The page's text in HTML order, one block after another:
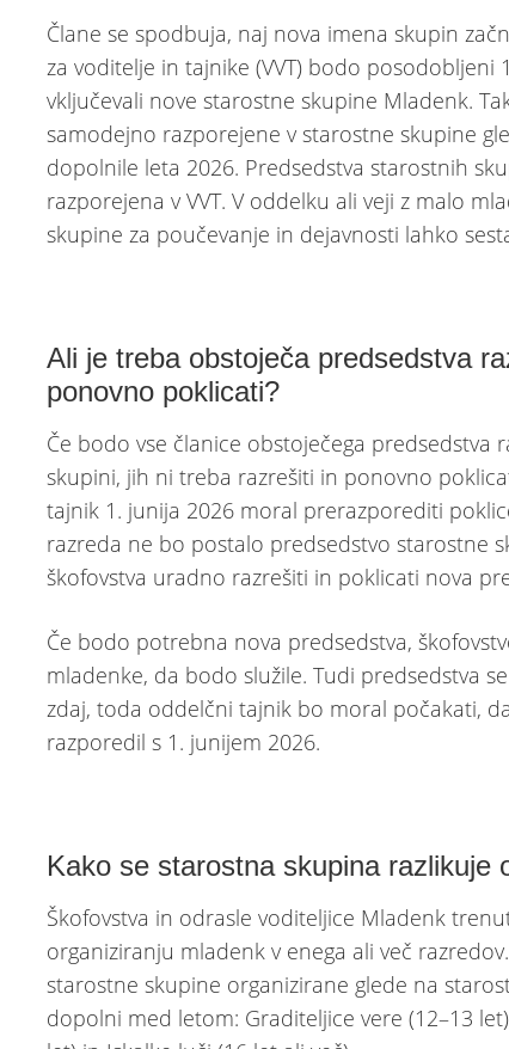
Člane se spodbuja, naj nova imena skupin
za voditelje in tajnike (VVT) bodo posodobljeni
vključevali nove starostne skupine Mladenk.
samodejno razporejene v starostne skupine
dopolnile leta 2026. Predsedstva starostnih
razporejena v VVT. V oddelku ali veji z malo
skupine za poučevanje in dejavnosti lahko
Ali je treba obstoječa predsedstva
ponovno poklicati?
Če bodo vse članice obstoječega predsedstva
skupini, jih ni treba razrešiti in ponovno
tajnik 1. junija 2026 moral prerazporediti
razreda ne bo postalo predsedstvo starostne
škofovstva uradno razrešiti in poklicati nova
Če bodo potrebna nova predsedstva,
mladenke, da bodo služile. Tudi predsedstva
zdaj, toda oddelčni tajnik bo moral počakati,
razporedil s 1. junijem 2026.
Kako se starostna skupina razlikuje
Škofovstva in odrasle voditeljice Mladenk
organiziranju mladenk v enega ali več
starostne skupine organizirane glede na
dopolni med letom: Graditeljice vere (12–13